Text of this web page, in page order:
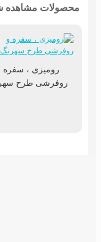
محصولات مشاهده
رومیزی ، سفره
روفرشی طرح سهرنگ